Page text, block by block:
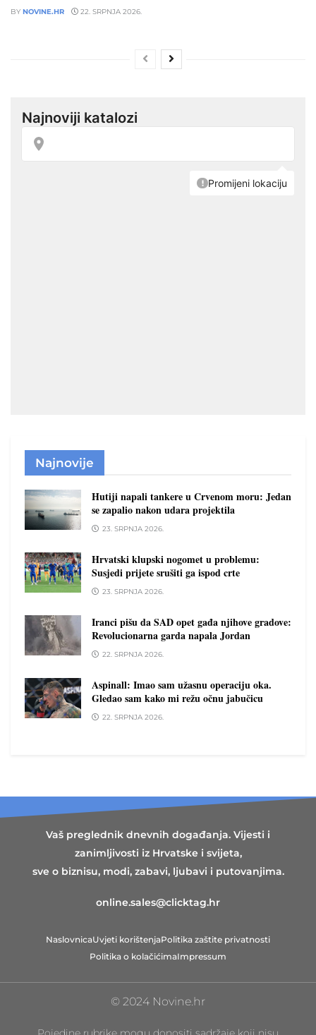
BY NOVINE.HR 22. SRPNJA 2026.
Najnovije
Hutiji napali tankere u Crvenom moru: Jedan
se zapalio nakon udara projektila
23. SRPNJA 2026.
Hrvatski klupski nogomet u problemu:
Susjedi prijete srušiti ga ispod crte
23. SRPNJA 2026.
Iranci pišu da SAD opet gađa njihove gradove:
Revolucionarna garda napala Jordan
22. SRPNJA 2026.
Aspinall: Imao sam užasnu operaciju oka.
Gledao sam kako mi režu očnu jabučicu
22. SRPNJA 2026.
Vaš preglednik dnevnih događanja. Vijesti i
zanimljivosti iz Hrvatske i svijeta,
sve o biznisu, modi, zabavi, ljubavi i putovanjima.
online.sales@clicktag.hr
NaslovnicaUvjeti korištenjaPolitika zaštite privatnosti
Politika o kolačićimaImpressum
© 2024 Novine.hr